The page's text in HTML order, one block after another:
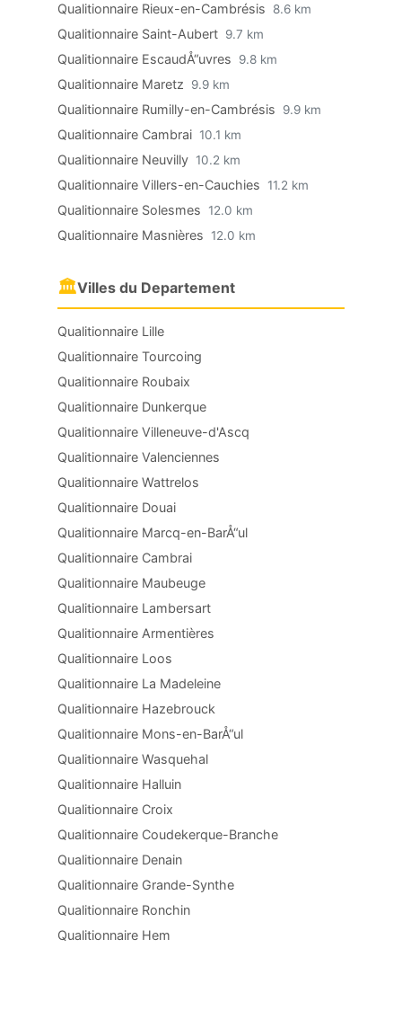
Qualitionnaire Rieux-en-Cambrésis 8.6 km
Qualitionnaire Saint-Aubert 9.7 km
Qualitionnaire EscaudÅ“uvres 9.8 km
Qualitionnaire Maretz 9.9 km
Qualitionnaire Rumilly-en-Cambrésis 9.9 km
Qualitionnaire Cambrai 10.1 km
Qualitionnaire Neuvilly 10.2 km
Qualitionnaire Villers-en-Cauchies 11.2 km
Qualitionnaire Solesmes 12.0 km
Qualitionnaire Masnières 12.0 km
🏛Villes du Departement
Qualitionnaire Lille
Qualitionnaire Tourcoing
Qualitionnaire Roubaix
Qualitionnaire Dunkerque
Qualitionnaire Villeneuve-d'Ascq
Qualitionnaire Valenciennes
Qualitionnaire Wattrelos
Qualitionnaire Douai
Qualitionnaire Marcq-en-BarÅ“ul
Qualitionnaire Cambrai
Qualitionnaire Maubeuge
Qualitionnaire Lambersart
Qualitionnaire Armentières
Qualitionnaire Loos
Qualitionnaire La Madeleine
Qualitionnaire Hazebrouck
Qualitionnaire Mons-en-BarÅ“ul
Qualitionnaire Wasquehal
Qualitionnaire Halluin
Qualitionnaire Croix
Qualitionnaire Coudekerque-Branche
Qualitionnaire Denain
Qualitionnaire Grande-Synthe
Qualitionnaire Ronchin
Qualitionnaire Hem